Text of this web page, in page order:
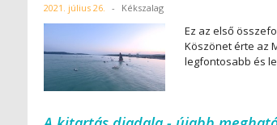
2021. július 26. - Kékszalag
Ez az első
Köszönet érte az
legfontosabb és